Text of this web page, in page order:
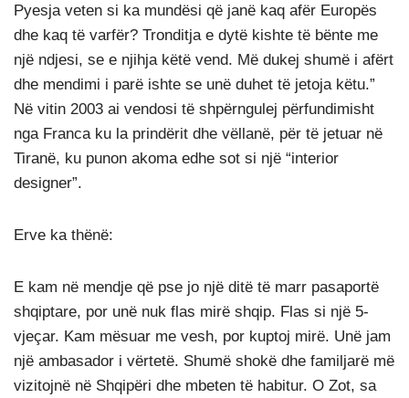
Pyesja veten si ka mundësi që janë kaq afër Europës
dhe kaq të varfër? Tronditja e dytë kishte të bënte me
një ndjesi, se e njihja këtë vend. Më dukej shumë i afërt
dhe mendimi i parë ishte se unë duhet të jetoja këtu.”
Në vitin 2003 ai vendosi të shpërngulej përfundimisht
nga Franca ku la prindërit dhe vëllanë, për të jetuar në
Tiranë, ku punon akoma edhe sot si një “interior
designer”.
Erve ka thënë:
E kam në mendje që pse jo një ditë të marr pasaportë
shqiptare, por unë nuk flas mirë shqip. Flas si një 5-
vjeçar. Kam mësuar me vesh, por kuptoj mirë. Unë jam
një ambasador i vërtetë. Shumë shokë dhe familjarë më
vizitojnë në Shqipëri dhe mbeten të habitur. O Zot, sa